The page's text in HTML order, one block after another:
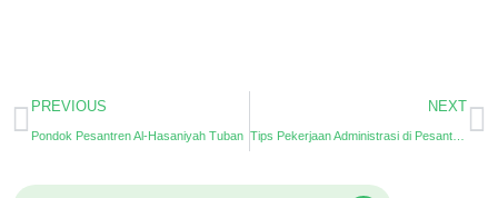
PREVIOUS
Pondok Pesantren Al-Hasaniyah Tuban
NEXT
Tips Pekerjaan Administrasi di Pesantren Lebih Mudah